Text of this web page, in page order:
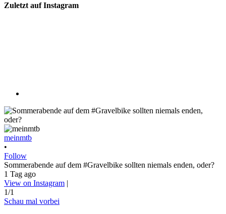
Zuletzt auf Instagram
meinmtb
•
Follow
Sommerabende auf dem #Gravelbike sollten niemals enden, oder?
1 Tag ago
View on Instagram |
1/1
Schau mal vorbei